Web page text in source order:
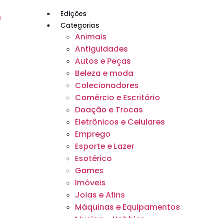
Edições
Categorias
Animais
Antiguidades
Autos e Peças
Beleza e moda
Colecionadores
Comércio e Escritório
Doação e Trocas
Eletrônicos e Celulares
Emprego
Esporte e Lazer
Esotérico
Games
Imóveis
Joias e Afins
Máquinas e Equipamentos